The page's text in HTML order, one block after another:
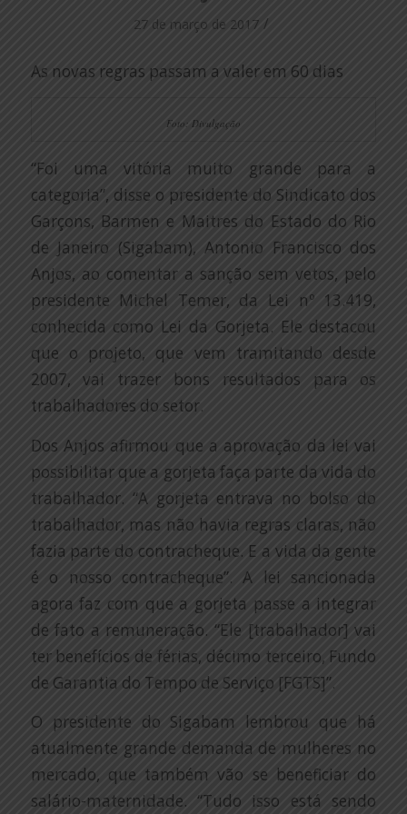
27 de março de 2017 /
As novas regras passam a valer em 60 dias
Foto: Divulgação
“Foi uma vitória muito grande para a
categoria”, disse o presidente do Sindicato dos
Garçons, Barmen e Maitres do Estado do Rio
de Janeiro (Sigabam), Antonio Francisco dos
Anjos, ao comentar a sanção sem vetos, pelo
presidente Michel Temer, da Lei nº 13.419,
conhecida como Lei da Gorjeta. Ele destacou
que o projeto, que vem tramitando desde
2007, vai trazer bons resultados para os
trabalhadores do setor.
Dos Anjos afirmou que a aprovação da lei vai
possibilitar que a gorjeta faça parte da vida do
trabalhador. “A gorjeta entrava no bolso do
trabalhador, mas não havia regras claras, não
fazia parte do contracheque. E a vida da gente
é o nosso contracheque”. A lei sancionada
agora faz com que a gorjeta passe a integrar
de fato a remuneração. “Ele [trabalhador] vai
ter benefícios de férias, décimo terceiro, Fundo
de Garantia do Tempo de Serviço [FGTS]”.
O presidente do Sigabam lembrou que há
atualmente grande demanda de mulheres no
mercado, que também vão se beneficiar do
salário-maternidade. “Tudo isso está sendo